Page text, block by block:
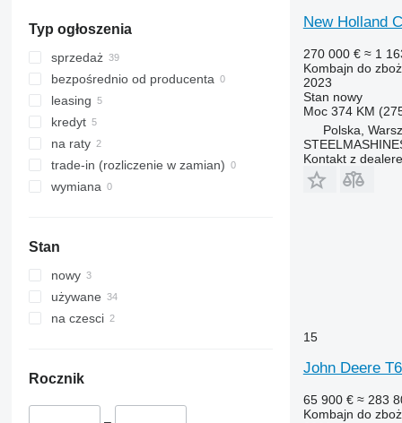
Typ ogłoszenia
sprzedaż
bezpośrednio od producenta
leasing
kredyt
na raty
trade-in (rozliczenie w zamian)
wymiana
Stan
nowy
używane
na czesci
Rocznik
New Holland
270 000 € ≈ 1
Kombajn do
2023
Stan nowy
Moc 374 KM
Polska,
Kontakt z
15
John Deere
65 900 € ≈ 283
Kombajn do